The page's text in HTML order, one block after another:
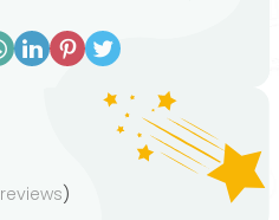
reviews)